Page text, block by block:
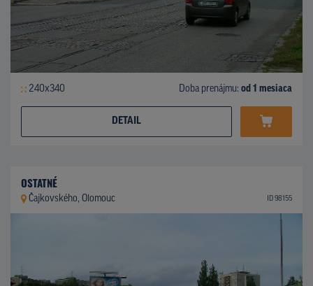
240x340 Doba prenájmu: od 1 mesiaca
DETAIL
OSTATNÉ
Čajkovského, Olomouc ID 98155